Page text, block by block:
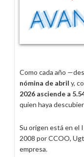
Como cada año
nómina de abril y,
2026 asciende a
quien haya
Su origen está en el
2008 por CCOO,
empresa.